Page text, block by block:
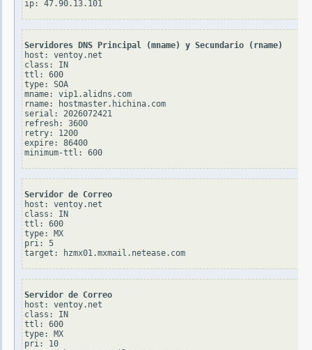
Servidores DNS Principal (mname) y Secundario (rname)
host: ventoy.net
class: IN
ttl: 600
type: SOA
mname: vip1.alidns.com
rname: hostmaster.hichina.com
serial: 2026072421
refresh: 3600
retry: 1200
expire: 86400
Servidor de Correo
host: ventoy.net
class: IN
ttl: 600
type: MX
pri: 5
Servidor de Correo
host: ventoy.net
class: IN
ttl: 600
type: MX
pri: 10